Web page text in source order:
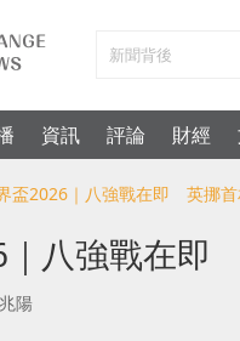
資訊 評論 財經
盃2026｜八強戰在即 英挪
｜八強戰在
陽